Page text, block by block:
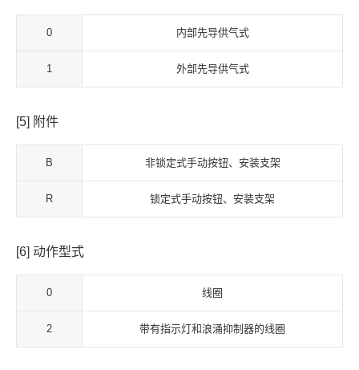
0 内部先导供气式
1 外部先导供气式
[5] 附件
B 非锁定式手动按钮、安装支架
R 锁定式手动按钮、安装支架
[6] 动作型式
0 线圈
2 带有指示灯和浪涌抑制器的线圈